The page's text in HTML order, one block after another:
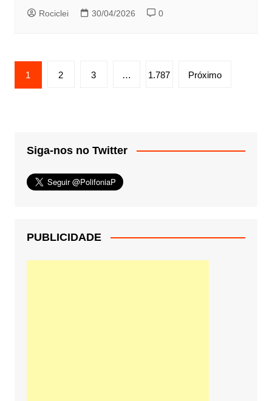
Rociclei 30/04/2026 0
Paginação
de
1 2 3 … 1.787 Próximo
Siga-nos no Twitter
PUBLICIDADE